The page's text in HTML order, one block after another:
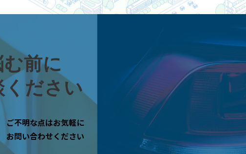
前に
ください
ご不明な点はお気軽に
お問い合わせください